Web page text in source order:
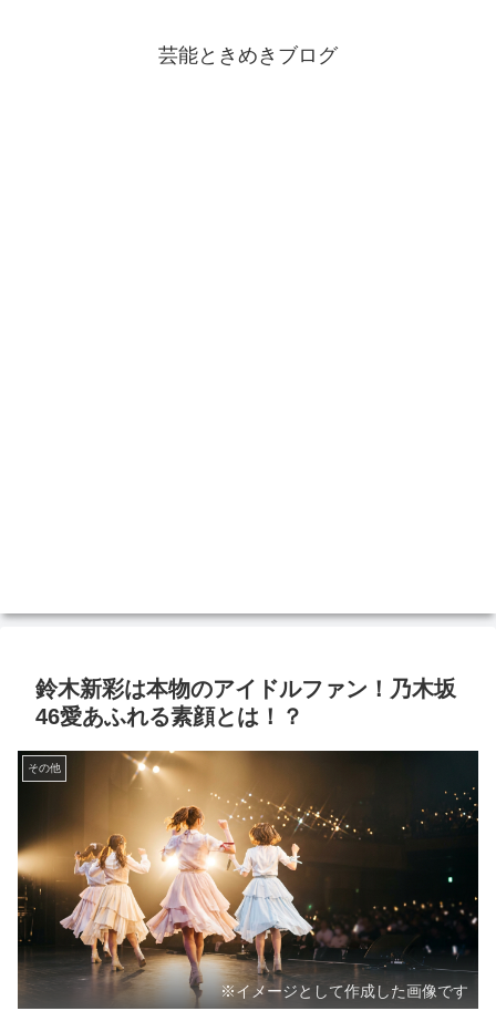
芸能ときめきブログ
鈴木新彩は本物のアイドルファン！乃木坂
46愛あふれる素顔とは！？
その他
※イメージとして作成した画像です